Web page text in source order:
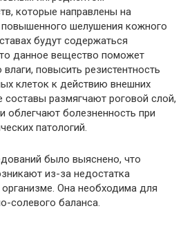
которые направлены на
повышенного шелушения кожного
будут содержаться
данное вещество поможет
повысить резистентность
клеток к действию внешних
составы размягчают роговой слой,
облегчают болезненность при
патологий.
было выяснено, что
из-за недостатка
Она необходима для
солевого баланса.